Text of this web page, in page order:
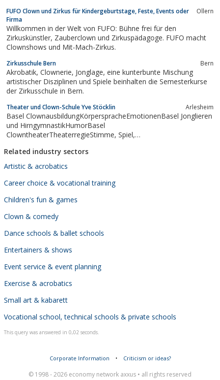
FUFO Clown und Zirkus für Kindergeburtstage, Feste, Events oder
Firma
Ollern
Willkommen in der Welt von FUFO: Bühne frei für den
Zirkuskünstler, Zauberclown und Zirkuspädagoge. FUFO macht
Clownshows und Mit-Mach-Zirkus.
Zirkusschule Bern Bern
Akrobatik, Clownerie, Jonglage, eine kunterbunte Mischung
artistischer Disziplinen und Spiele beinhalten die Semesterkurse
der Zirkusschule in Bern.
Theater und Clown-Schule Yve Stöcklin Arlesheim
Basel ClownausbildungKörperspracheEmotionenBasel Jonglieren
und HirngymnastikHumorBasel
ClowntheaterTheaterregieStimme, Spiel,
Related industry sectors
Artistic & acrobatics
Career choice & vocational training
Children's fun & games
Clown & comedy
Dance schools & ballet schools
Entertainers & shows
Event service & event planning
Exercise & acrobatics
Small art & kabarett
Vocational school, technical schools & private schools
This query was answered in 0,02 seconds.
Corporate Information • Criticism or ideas?
© 1998 - 2026 economy network axxus • all rights reserved